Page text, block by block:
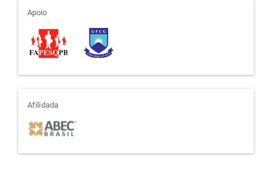
apoio
Apoio
afiliada
Afilidada